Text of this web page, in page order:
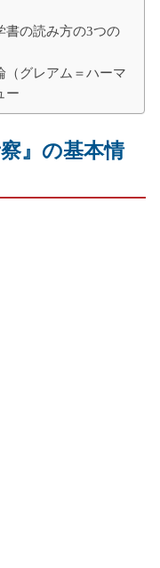
書の読み方の3つの
（グレアム＝ハーマ
ー
』の基本情